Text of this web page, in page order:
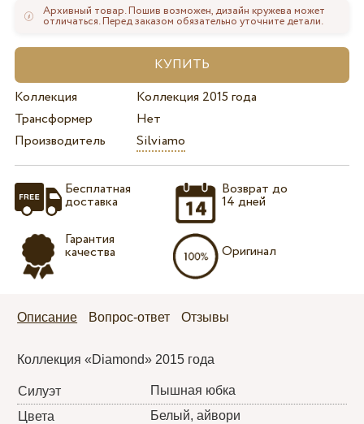
Архивный товар. Пошив возможен, дизайн кружева может
отличаться. Перед заказом обязательно уточните детали.
Коллекция
Коллекция 2015 года
Трансформер
Нет
Производитель
Silviamo
Бесплатная
доставка
Гарантия
качества
Возврат до
14 дней
Оригинал
Описание Вопрос-ответ Отзывы
Коллекция «Diamond» 2015 года
Силуэт
Пышная юбка
Цвета
Белый, айвори